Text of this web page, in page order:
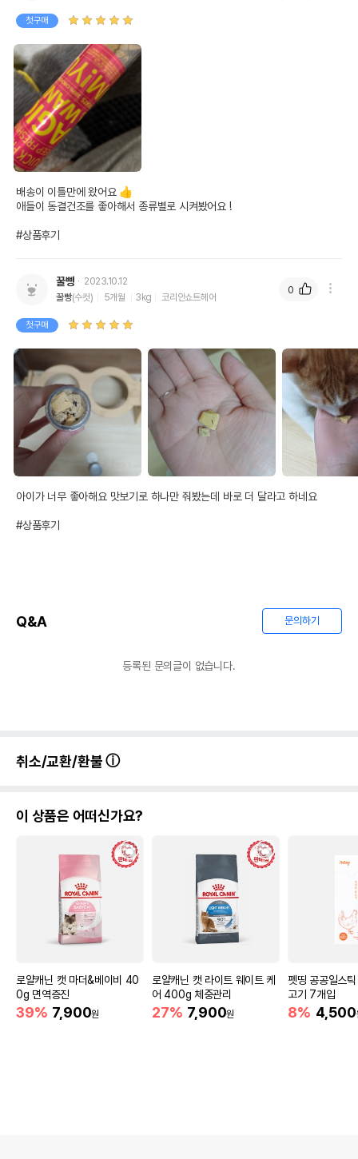
첫구매
배송이 이틀만에 왔어요 👍
애들이 동결건조를 좋아해서 종류별로 시켜봤어요 !
#상품후기
꿀빵
2023.10.12
꿀빵(수컷) 5개월 3kg 코리안쇼트헤어
첫구매
아이가 너무 좋아해요 맛보기로 하나만 줘봤는데 바로 더 달라고 하네요
#상품후기
0
Q&A 문의하기
등록된 문의글이 없습니다.
취소/교환/환불
이 상품은 어떠신가요?
로얄캐닌 캣 마더&베이비 40
0g 면역증진
39% 7,900원
로얄캐닌 캣 라이트 웨이트 케
어 400g 체중관리
27% 7,900원
펫띵 공공일스
고기 7개입
8% 4,500